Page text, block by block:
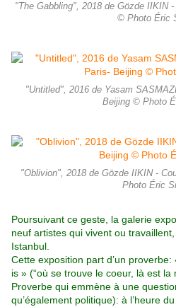
"The Gabbling", 2018 de Gözde IIKIN
© Photo Éric
"Untitled", 2016 de Yasam
Beijing © Photo
"Oblivion", 2018 de Gözde IIKIN -
Photo Éric
Poursuivant ce geste, la galerie
neuf artistes qui vivent ou
Istanbul.
Cette exposition part d’un proverbe:
is » (“où se trouve le coeur, là est la
Proverbe qui emmène à une
qu’également politique): à l’heure